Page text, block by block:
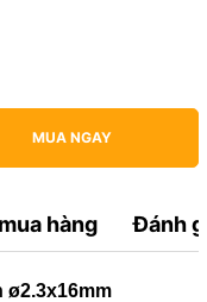
MUA NGAY
hàng Đánh
ø2.3x16mm